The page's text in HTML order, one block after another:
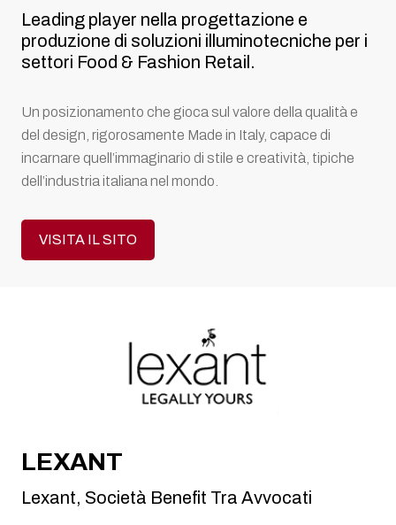
Leading player nella progettazione e
produzione di soluzioni illuminotecniche per i
settori Food & Fashion Retail.
Un posizionamento che gioca sul valore della qualità e
del design, rigorosamente Made in Italy, capace di
incarnare quell’immaginario di stile e creatività, tipiche
dell’industria italiana nel mondo.
VISITA IL SITO
LEXANT
Lexant, Società Benefit Tra Avvocati